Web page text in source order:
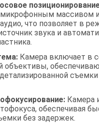
массивом
что позволяет в
звука и
Камера включает в
объективы,
Камера
обеспечивая
без задержек.